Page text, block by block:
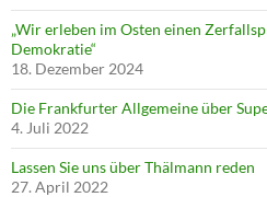
„Wir erleben im Osten einen
Demokratie“
18. Dezember 2024
Die Frankfurter Allgemeine über
4. Juli 2022
Lassen Sie uns über Thälmann reden
27. April 2022